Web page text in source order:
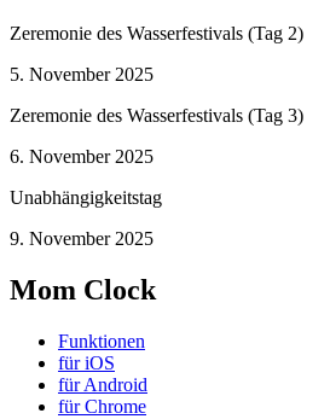
Zeremonie des Wasserfestivals (Tag 2)
5. November 2025
Zeremonie des Wasserfestivals (Tag 3)
6. November 2025
Unabhängigkeitstag
9. November 2025
Mom Clock
Funktionen
für iOS
für Android
für Chrome